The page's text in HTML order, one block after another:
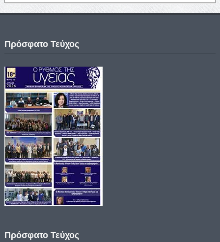
Πρόσφατο Τεύχος
Πρόσφατο Τεύχος